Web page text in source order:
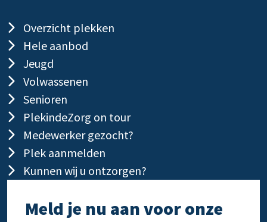
Overzicht plekken
Hele aanbod
Jeugd
Volwassenen
Senioren
PlekindeZorg on tour
Medewerker gezocht?
Plek aanmelden
Kunnen wij u ontzorgen?
Meld je nu aan voor onze